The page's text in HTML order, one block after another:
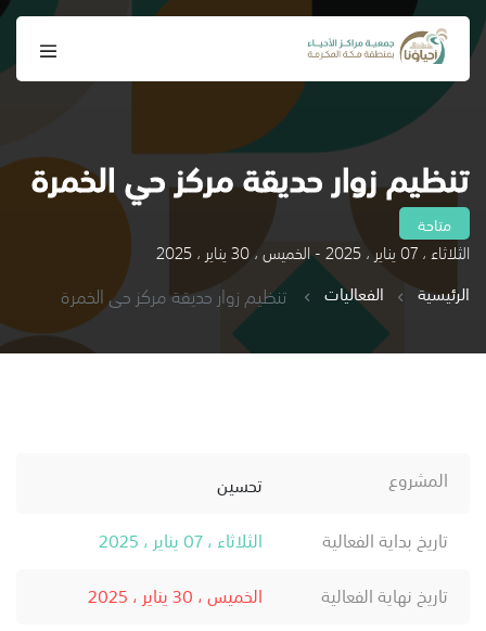
تنظيم زوار حديقة مركز حي الخمرة
متاحة
الثلاثاء ، 07 يناير ، 2025 - الخميس ، 30 يناير ، 2025
الرئيسية
الفعاليات تنظيم زوار حديقة مركز حي الخمرة
المشروع
تحسين
تاريخ بداية الفعالية
الثلاثاء ، 07 يناير ، 2025
تاريخ نهاية الفعالية
الخميس ، 30 يناير ، 2025